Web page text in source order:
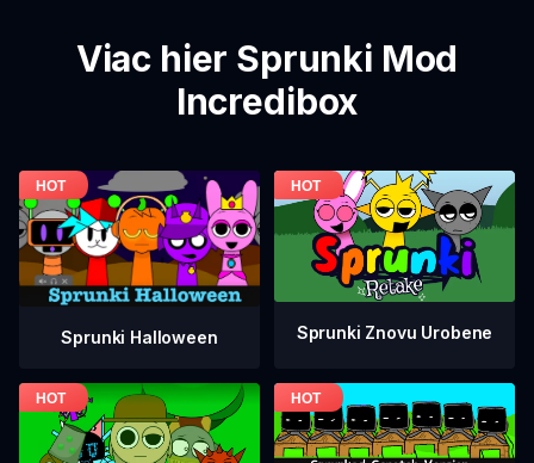
Viac hier Sprunki Mod
Incredibox
Sprunki Halloween Sprunki Znovu Urobene